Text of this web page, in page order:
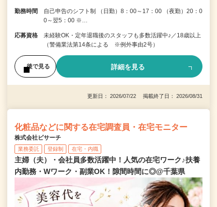
勤務時間
自己申告のシフト制 （日勤）8：00～17：00 （夜勤）20：0
0～翌5：00 ※…
応募資格
未経験OK・定年退職後のスタッフも多数活躍中♪／18歳以上
（警備業法第14条による ※例外事由2号）
後で見る 詳細を見る
更新日： 2026/07/22 掲載終了日： 2026/08/31
化粧品などに関する在宅調査員・在宅モニター
株式会社ビサーチ
業務委託 登録制 在宅・内職
主婦（夫）・会社員多数活躍中！人気の在宅ワーク♪扶養
内勤務・Wワーク・副業OK！隙間時間に◎@千葉県